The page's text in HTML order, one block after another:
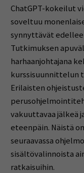
ChatGPT-kokeilut
soveltuu
synnyttävät
Tutkimuksen
harhaanjohtajana
kurssisuunnittelun
Erilaisten
vakuuttavaa jälkeä
eteenpäin. Näistä
seuraavassa
sisältövalinnoista
ratkaisuihin.